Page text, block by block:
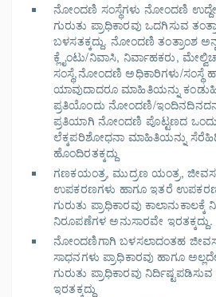
ನೋಂದಣಿ ಸಂಸ್ಥೆಗಳು ನೋಂದಣಿ
ಗುರುತು ಪ್ರಾಧಿಕಾರವು ಒದಗಿಸುವ
ಬಳಸತಕ್ಕದ್ದು. ನೋಂದಣಿ ತಂತ್ರಾಂಶ
ಕ್ಲೈಂಟು/ನಿವಾಸಿ, ನಿರ್ವಾಹಕರು,
ಸಂಸ್ಥೆ,ನೋಂದಣಿ ಅಧಿಕಾರಿಗಳು/ಸಂಸ್ಥೆ
ಯಾವುದಾದರೂ ಮಾಹಿತಿಯನ್ನು
ಪ್ರತಿಯೊಂದು ನೋಂದಣಿ/
ಪ್ರತಿಯಾಗಿ ನೋಂದಣಿ ಪೊಟ್ಟಣದ
ಲೆಕ್ಕಪರಿಶೋಧನಾ ಮಾಹಿತಿಯನ್ನು
ಹೊಂದಿರತಕ್ಕದ್ದು
ಗಣಕಯಂತ್ರ, ಮುದ್ರಣ ಯಂತ್ರ,
ಉಪಕರಣಗಳು ಹಾಗೂ ಇತರೆ
ಗುರುತು ಪ್ರಾಧಿಕಾರವು
ನಿರೂಪಣೆಗಳ ಅನುಸಾರವೇ ಇರತಕ್ಕದ್ದು.
ನೋಂದಣಿಗಾಗಿ ಬಳಸಲಾದಂತಹ
ಸಾಧನಗಳು ಪ್ರಾಧಿಕಾರವು ಹಾಗೂ
ಗುರುತು ಪ್ರಾಧಿಕಾರವು
ಇರತಕ್ಕದ್ದು